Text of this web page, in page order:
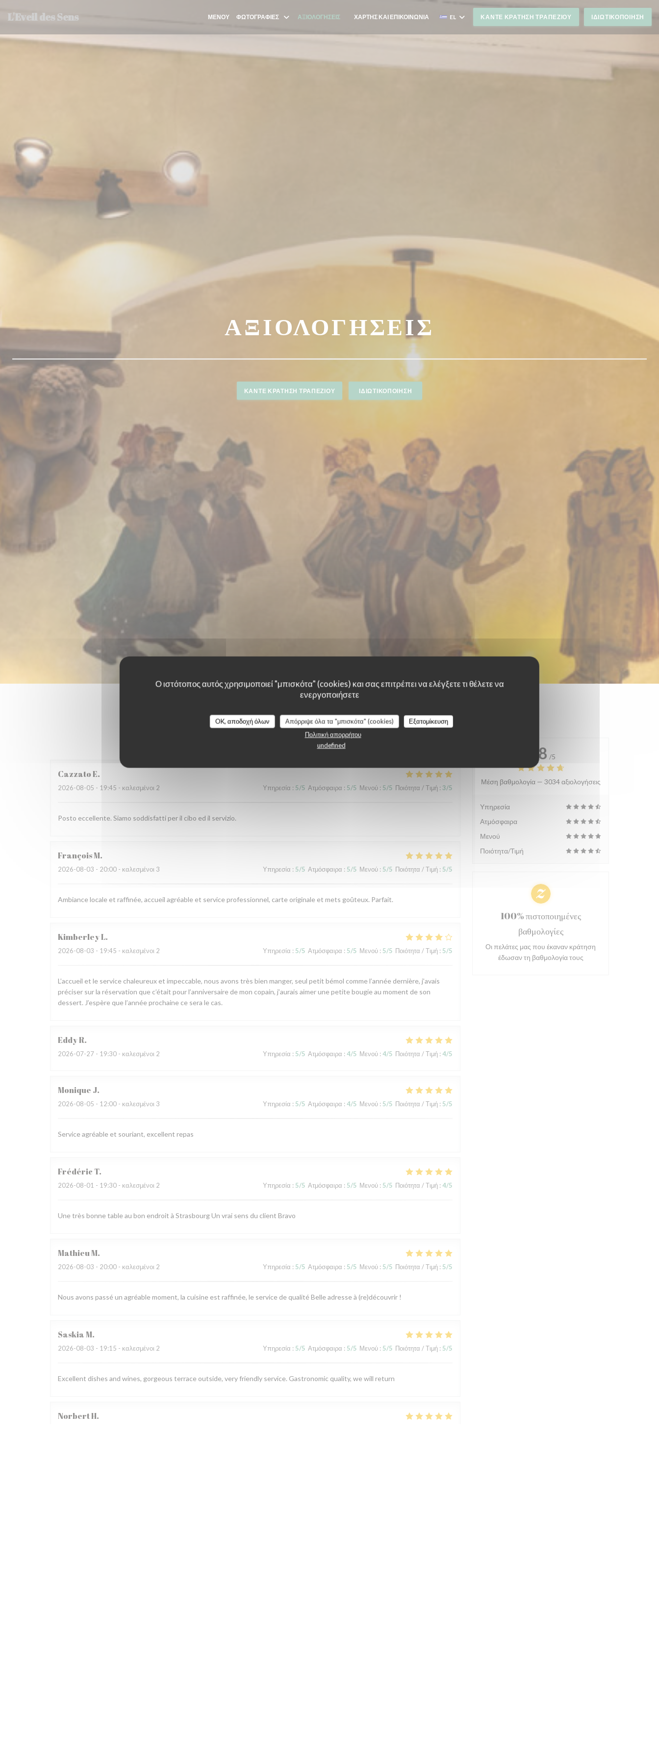
Ο ιστότοπος αυτός χρησιμοποιεί "μπισκότα" (cookies) και σας επιτρέπει να ελέγξετε τι θέλετε να
ενεργοποιήσετε
OK, αποδοχή όλων Απόρριψε όλα τα "μπισκότα" (cookies)
Εξατομίκευση
Πολιτική απορρήτου
undefined
L'Eveil des Sens ΜΕΝΟΎ ΦΩΤΟΓΡΑΦΊΕΣ ΑΞΙΟΛΟΓΉΣΕΙΣ ((ΑΝΟΊΓΕΙ ΣΕ ΝΈΟ ΠΑΡΆΘΥΡΟ))
ΧΆΡΤΗΣ ΚΑΙ ΕΠΙΚΟΙΝΩΝΊΑ EL ΚΆΝΤΕ ΚΡΆΤΗΣΗ ΤΡΑΠΕΖΙΟΎ ΙΔΙΩΤΙΚΟΠΟΊΗΣΗ
ΑΞΙΟΛΟΓΉΣΕΙΣ
ΚΆΝΤΕ ΚΡΆΤΗΣΗ ΤΡΑΠΕΖΙΟΎ ΙΔΙΩΤΙΚΟΠΟΊΗΣΗ
Οι βαθμολογίες πελατών μας
CazzatoE
2026-08-05 - 19:45 - καλεσμένοι 2 Υπηρεσία : 5/5 Ατμόσφαιρα : 5/5 Μενού : 5/5 Ποιότητα / Τιμή : 3/5
Posto eccellente. Siamo soddisfatti per il cibo ed il servizio.
FrançoisM
2026-08-03 - 20:00 - καλεσμένοι 3 Υπηρεσία : 5/5 Ατμόσφαιρα : 5/5 Μενού : 5/5 Ποιότητα / Τιμή : 5/5
Ambiance locale et raffinée, accueil agréable et service professionnel, carte originale et mets goûteux. Parfait.
KimberleyL
2026-08-03 - 19:45 - καλεσμένοι 2 Υπηρεσία : 5/5 Ατμόσφαιρα : 5/5 Μενού : 5/5 Ποιότητα / Τιμή : 5/5
L’accueil et le service chaleureux et impeccable, nous avons très bien manger, seul petit bémol comme l’année dernière, j’avais
préciser sur la réservation que c’était pour l’anniversaire de mon copain, j’aurais aimer une petite bougie au moment de son
dessert. J’espère que l’année prochaine ce sera le cas.
EddyR
2026-07-27 - 19:30 - καλεσμένοι 2 Υπηρεσία : 5/5 Ατμόσφαιρα : 4/5 Μενού : 4/5 Ποιότητα / Τιμή : 4/5
Monique J
2026-08-05 - 12:00 - καλεσμένοι 3 Υπηρεσία : 5/5 Ατμόσφαιρα : 4/5 Μενού : 5/5 Ποιότητα / Τιμή : 5/5
Service agréable et souriant, excellent repas
Frédéric T
2026-08-01 - 19:30 - καλεσμένοι 2 Υπηρεσία : 5/5 Ατμόσφαιρα : 5/5 Μενού : 5/5 Ποιότητα / Τιμή : 4/5
Une très bonne table au bon endroit à Strasbourg Un vrai sens du client Bravo
MathieuM
2026-08-03 - 20:00 - καλεσμένοι 2 Υπηρεσία : 5/5 Ατμόσφαιρα : 5/5 Μενού : 5/5 Ποιότητα / Τιμή : 5/5
Nous avons passé un agréable moment, la cuisine est raffinée, le service de qualité Belle adresse à (re)découvrir !
SaskiaM
2026-08-03 - 19:15 - καλεσμένοι 2 Υπηρεσία : 5/5 Ατμόσφαιρα : 5/5 Μενού : 5/5 Ποιότητα / Τιμή : 5/5
Excellent dishes and wines, gorgeous terrace outside, very friendly service. Gastronomic quality, we will return
NorbertH
4.8 /5
Μέση βαθμολογία — 3034 αξιολογήσεις
Υπηρεσία
Ατμόσφαιρα
Μενού
Ποιότητα/Τιμή
100% πιστοποιημένες
βαθμολογίες
Οι πελάτες μας που έκαναν κράτηση
έδωσαν τη βαθμολογία τους